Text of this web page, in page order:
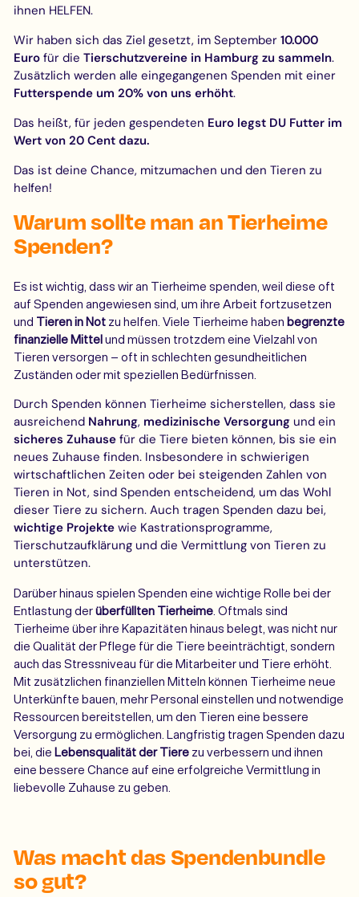
ihnen HELFEN.
Wir haben sich das Ziel gesetzt, im September 10.000
Euro für die Tierschutzvereine in Hamburg zu sammeln.
Zusätzlich werden alle eingegangenen Spenden mit einer
Futterspende um 20% von uns erhöht.
Das heißt, für jeden gespendeten Euro legst DU Futter im
Wert von 20 Cent dazu.
Das ist deine Chance, mitzumachen und den Tieren zu
helfen!
Warum sollte man an Tierheime
Spenden?
Es ist wichtig, dass wir an Tierheime spenden, weil diese oft
auf Spenden angewiesen sind, um ihre Arbeit fortzusetzen
und Tieren in Not zu helfen. Viele Tierheime haben begrenzte
finanzielle Mittelund müssen trotzdem eine Vielzahl von
Tieren versorgen – oft in schlechten gesundheitlichen
Zuständen oder mit speziellen Bedürfnissen.
Durch Spenden können Tierheime sicherstellen, dass sie
ausreichend Nahrung, medizinische Versorgung und ein
sicheres Zuhause für die Tiere bieten können, bis sie ein
neues Zuhause finden. Insbesondere in schwierigen
wirtschaftlichen Zeiten oder bei steigenden Zahlen von
Tieren in Not, sind Spenden entscheidend, um das Wohl
dieser Tiere zu sichern. Auch tragen Spenden dazu bei,
wichtige Projekte wie Kastrationsprogramme,
Tierschutzaufklärung und die Vermittlung von Tieren zu
unterstützen.
Darüber hinaus spielen Spenden eine wichtige Rolle bei der
Entlastung derüberfüllten Tierheime . Oftmals sind
Tierheime über ihre Kapazitäten hinaus belegt, was nicht nur
die Qualität der Pflege für die Tiere beeinträchtigt, sondern
auch das Stressniveau für die Mitarbeiter und Tiere erhöht.
Mit zusätzlichen finanziellen Mitteln können Tierheime neue
Unterkünfte bauen, mehr Personal einstellen und notwendige
Ressourcen bereitstellen, um den Tieren eine bessere
Versorgung zu ermöglichen. Langfristig tragen Spenden dazu
bei, die Lebensqualität der Tiere zu verbessern und ihnen
eine bessere Chance auf eine erfolgreiche Vermittlung in
liebevolle Zuhause zu geben.
Was macht das Spendenbundle
so gut?